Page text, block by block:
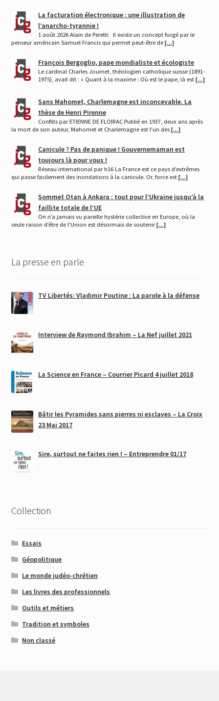
La facturation électronique : une illustration de
l’anarcho-tyrannie !
1 août 2026 Alain de Peretti Il existe un concept forgé par le
penseur américain Samuel Francis qui permet peut-être de […]
François Bergoglio, pape mondialiste et écologiste
Le cardinal Charles Journet, théologien catholique suisse (1891-
1975), avait dit : « Quant à la maxime : Où est le pape, là est[…]
Sans Mahomet, Charlemagne est inconcevable. La
thèse de Henri Pirenne
Conflits par ETIENNE DE FLOIRAC Publié en 1937, deux ans après
la mort de son auteur, Mahomet et Charlemagne est l’un des […]
Canicule ? Pas de panique ! Gouvernemaman est
toujours là pour vous !
Réseau international par h16 La France est ce pays d’extrêmes
qui passe facilement des inondations à la canicule. Or, force est […]
Sommet Otan à Ankara : tout pour l’Ukraine jusqu’à la
faillite totale de l’UE
On n’a jamais vu pareille hystérie collective en Europe, où la
seule raison d’être de l’Union est désormais de soutenir[…]
La presse en parle
TV Libertés: Vladimir Poutine : La parole à la défense
Interview de Raymond Ibrahim – La Nef juillet 2021
La Science en France – Courrier Picard 4 juillet 2018
Bâtir les Pyramides sans pierres ni esclaves – La Croix
23 Mai 2017
Sire, surtout ne faites rien ! – Entreprendre 01/17
Collection
Essais
Géopolitique
Le monde judéo-chrétien
Les livres des professionnels
Outils et métiers
Tradition et symboles
Non classé